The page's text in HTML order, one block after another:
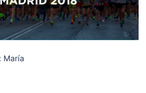
María